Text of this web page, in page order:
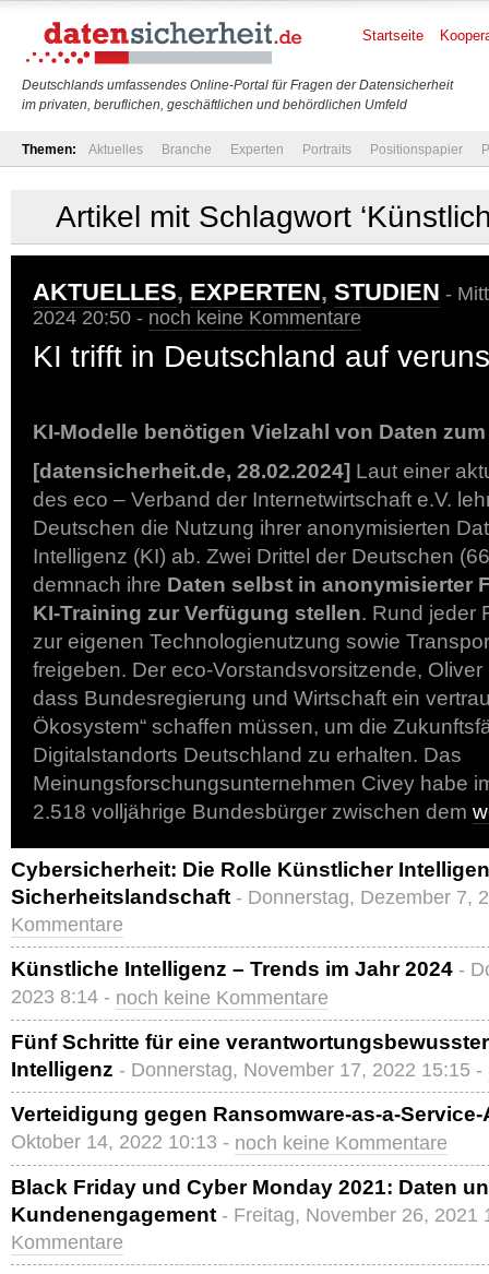
Deutschlands umfassendes Online-Portal für Fragen der Datensicherheit
im privaten, beruflichen, geschäftlichen und behördlichen Umfeld
Startseite
Themen: Aktuelles Branche Experten Portraits Positionspapier
Artikel mit Schlagwort
AKTUELLES, EXPERTEN, STUDIEN -
2024 20:50 - noch keine Kommentare
KI trifft in Deutschland auf
KI-Modelle benötigen Vielzahl von Daten
[datensicherheit.de, 28.02.2024] Laut einer
des eco – Verband der Internetwirtschaft e.V.
Deutschen die Nutzung ihrer anonymisierten
Intelligenz (KI) ab. Zwei Drittel der Deutschen
demnach ihre Daten selbst in anonymisierter
KI-Training zur Verfügung stellen. Rund jeder
zur eigenen Technologienutzung sowie
freigeben. Der eco-Vorstandsvorsitzende,
dass Bundesregierung und Wirtschaft ein
Ökosystem“ schaffen müssen, um die
Digitalstandorts Deutschland zu erhalten. Das
Meinungsforschungsunternehmen Civey habe
2.518 volljährige Bundesbürger zwischen dem
Cybersicherheit: Die Rolle Künstlicher
Sicherheitslandschaft - Donnerstag, Dezember 7,
Kommentare
Künstliche Intelligenz – Trends im Jahr 2024 -
2023 8:14 - noch keine Kommentare
Fünf Schritte für eine
Intelligenz - Donnerstag, November 17, 2022 15:15 -
Verteidigung gegen Ransomware-as-a-
Oktober 14, 2022 10:13 - noch keine Kommentare
Black Friday und Cyber Monday 2021: Daten
Kundenengagement - Freitag, November 26, 2021
Kommentare